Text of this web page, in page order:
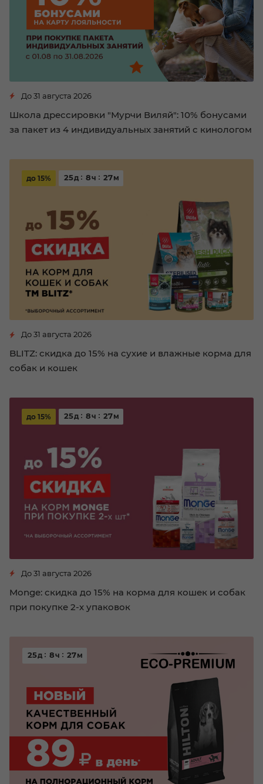
До 31 августа 2026
Школа дрессировки "Мурчи Виляй": 10% бонусами
за пакет из 4 индивидуальных занятий с кинологом
До 31 августа 2026
BLITZ: скидка до 15% на сухие и влажные корма для
собак и кошек
до 15% 25д 8ч 27м
До 31 августа 2026
Monge: скидка до 15% на корма для кошек и собак
при покупке 2-х упаковок
до 15% 25д 8ч 27м
25д 8ч 27м